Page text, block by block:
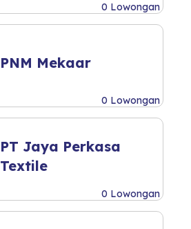
0 Lowongan
PNM Mekaar
0 Lowongan
PT Jaya Perkasa
Textile
0 Lowongan